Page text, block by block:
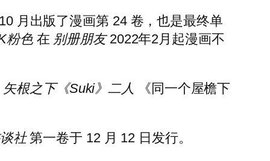
月出版了漫画第 24 卷，也是最终单
粉色在 别册朋友2022年2月起漫画不
矢根之下《Suki》二人
《同一个屋檐下
社第一卷于 12 月 12 日发行。